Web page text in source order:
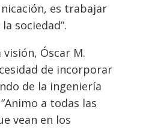
es trabajar
sociedad”.
Óscar M.
de incorporar
de la ingeniería
a todas las
vean en los